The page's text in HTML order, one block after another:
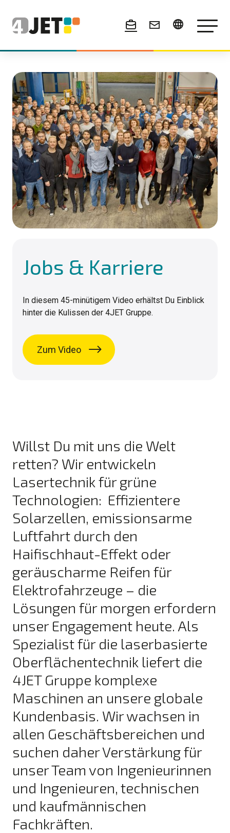
News & Events
Jobs & Karriere
In diesem 45-minütigem Video erhältst Du Einblick
hinter die Kulissen der 4JET Gruppe.
Zum Video
Willst Du mit uns die Welt
retten? Wir entwickeln
Lasertechnik für grüne
Technologien: Effizientere
Solarzellen, emissionsarme
Luftfahrt durch den
Haifischhaut-Effekt oder
geräuscharme Reifen für
Elektrofahrzeuge – die
Lösungen für morgen erfordern
unser Engagement heute. Als
Spezialist für die laserbasierte
Oberflächentechnik liefert die
4JET Gruppe komplexe
Maschinen an unsere globale
Kundenbasis. Wir wachsen in
allen Geschäftsbereichen und
suchen daher Verstärkung für
unser Team von Ingenieurinnen
und Ingenieuren, technischen
und kaufmännischen
Fachkräften.